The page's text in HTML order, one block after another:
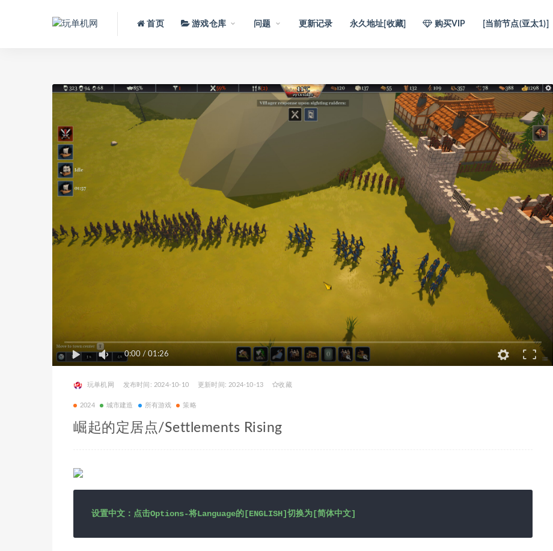
首页 游戏仓库 问题 更新记录 永久地址[收藏] 购买VIP [当前节点(亚太1)]
0:00 / 01:26
玩单机网 发布时间: 2024-10-10 更新时间: 2024-10-13 收藏
2024 城市建造 所有游戏 策略
崛起的定居点/Settlements Rising
设置中文：点击Options-将Language的[ENGLISH]切换为[简体中文]